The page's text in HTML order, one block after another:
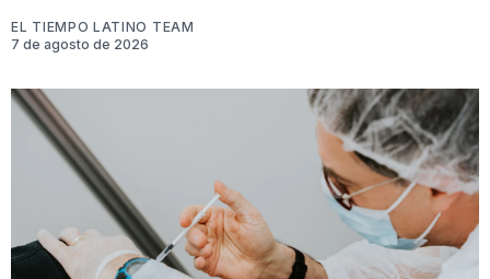
EL TIEMPO LATINO TEAM
7 de agosto de 2026